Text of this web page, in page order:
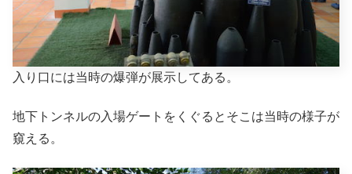
入り口には当時の爆弾が展示してある。
地下トンネルの入場ゲートをくぐるとそこは当時の様子が
窺える。